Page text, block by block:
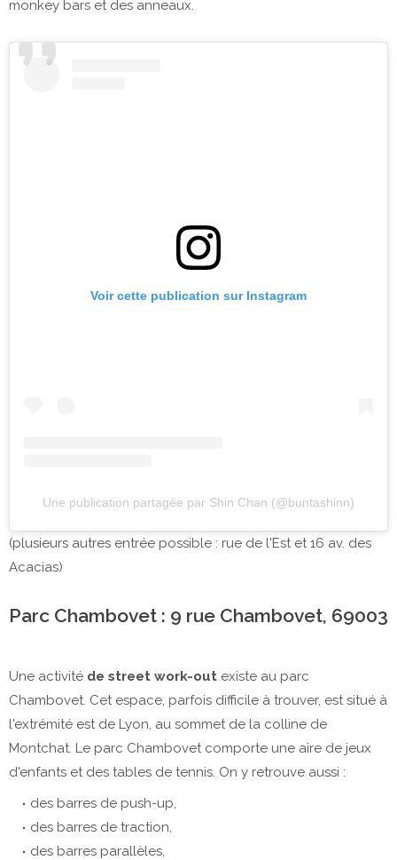
monkey bars et des anneaux.
Voir cette publication sur Instagram
Une publication partagée par Shin Chan (@buntashinn)
(plusieurs autres entrée possible : rue de l'Est et 16 av. des
Acacias)
Parc Chambovet : 9 rue Chambovet, 69003
Une activité de street work-out existe au parc
Chambovet. Cet espace, parfois difficile à trouver, est situé à
l'extrémité est de Lyon, au sommet de la colline de
Montchat. Le parc Chambovet comporte une aire de jeux
d'enfants et des tables de tennis. On y retrouve aussi :
des barres de push-up,
des barres de traction,
des barres parallèles,